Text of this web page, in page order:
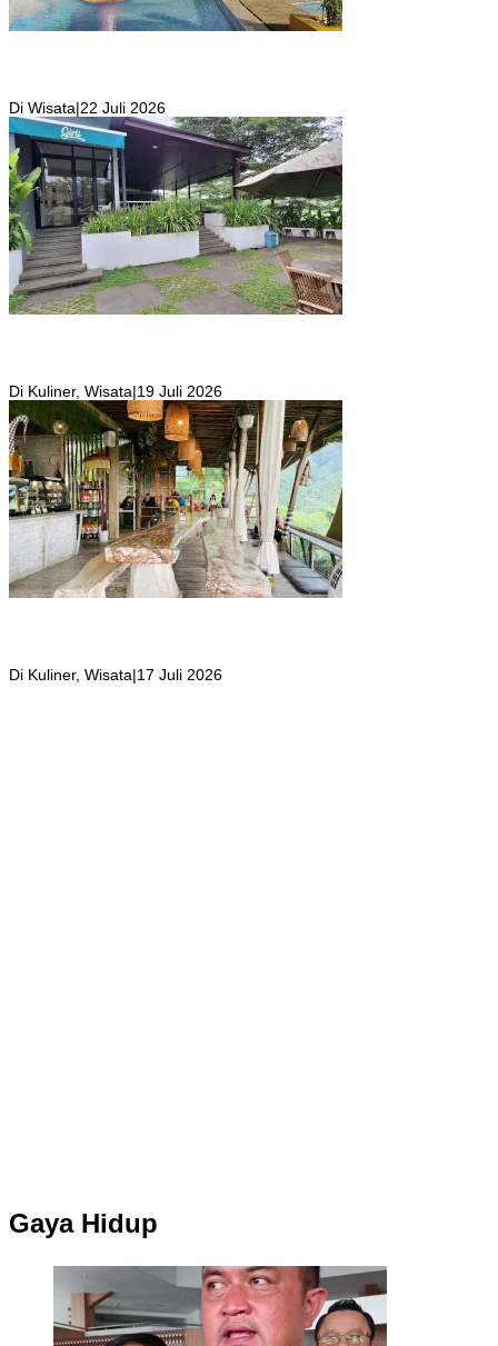
Di Wisata|22 Juli 2026
Di Kuliner, Wisata|19 Juli 2026
Di Kuliner, Wisata|17 Juli 2026
Gaya Hidup